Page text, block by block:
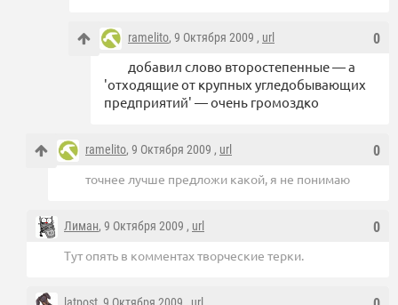
0
ramelito, 9 Октября 2009 , url
добавил слово второстепенные — а
'отходящие от крупных угледобывающих
предприятий' — очень громоздко
0
ramelito, 9 Октября 2009 , url
точнее лучше предложи какой, я не понимаю
0
Лиман, 9 Октября 2009 , url
Тут опять в комментах творческие терки.